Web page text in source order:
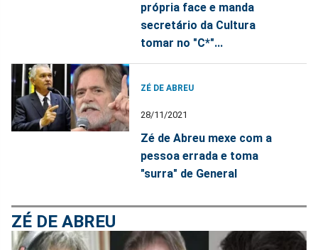
própria face e manda
secretário da Cultura
tomar no "C*"...
ZÉ DE ABREU
28/11/2021
Zé de Abreu mexe com a
pessoa errada e toma
"surra" de General
ZÉ DE ABREU